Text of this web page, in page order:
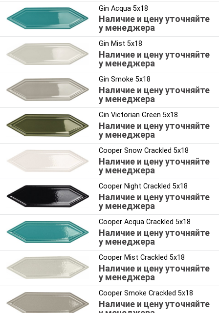
Gin Acqua 5x18
Наличие и цену уточняйте
у менеджера
Gin Mist 5x18
Наличие и цену уточняйте
у менеджера
Gin Smoke 5x18
Наличие и цену уточняйте
у менеджера
Gin Victorian Green 5x18
Наличие и цену уточняйте
у менеджера
Cooper Snow Crackled 5x18
Наличие и цену уточняйте
у менеджера
Cooper Night Crackled 5x18
Наличие и цену уточняйте
у менеджера
Cooper Acqua Crackled 5x18
Наличие и цену уточняйте
у менеджера
Cooper Mist Crackled 5x18
Наличие и цену уточняйте
у менеджера
Cooper Smoke Crackled 5x18
Наличие и цену уточняйте